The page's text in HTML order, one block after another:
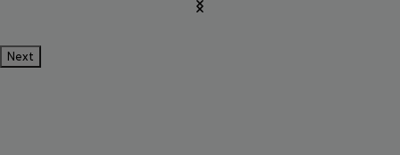
Next